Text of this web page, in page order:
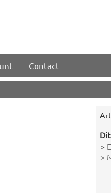
Contact
>
>